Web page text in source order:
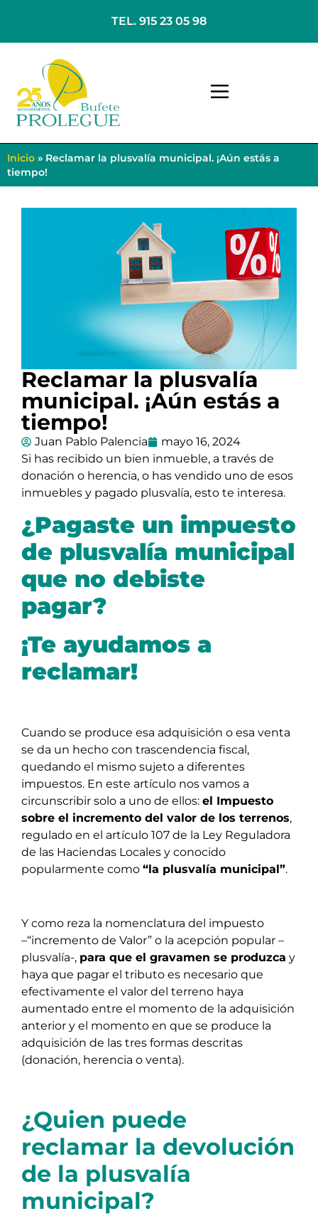
TEL. 915 23 05 98
Inicio » Reclamar la plusvalía municipal. ¡Aún estás a
tiempo!
Reclamar la plusvalía
municipal. ¡Aún estás a
tiempo!
Juan Pablo Palencia
mayo 16, 2024
Si has recibido un bien inmueble, a través de
donación o herencia, o has vendido uno de esos
inmuebles y pagado plusvalía, esto te interesa.
¿Pagaste un impuesto
de plusvalía municipal
que no debiste
pagar?
¡Te ayudamos a
reclamar!
Cuando se produce esa adquisición o esa venta
se da un hecho con trascendencia fiscal,
quedando el mismo sujeto a diferentes
impuestos. En este artículo nos vamos a
circunscribir solo a uno de ellos: el Impuesto
sobre el incremento del valor de los terrenos,
regulado en el artículo 107 de la Ley Reguladora
de las Haciendas Locales y conocido
popularmente como “la plusvalía municipal”.
Y como reza la nomenclatura del impuesto
–“incremento de Valor” o la acepción popular –
plusvalía-, para que el gravamen se produzca y
haya que pagar el tributo es necesario que
efectivamente el valor del terreno haya
aumentado entre el momento de la adquisición
anterior y el momento en que se produce la
adquisición de las tres formas descritas
(donación, herencia o venta).
¿Quien puede
reclamar la devolución
de la plusvalía
municipal?